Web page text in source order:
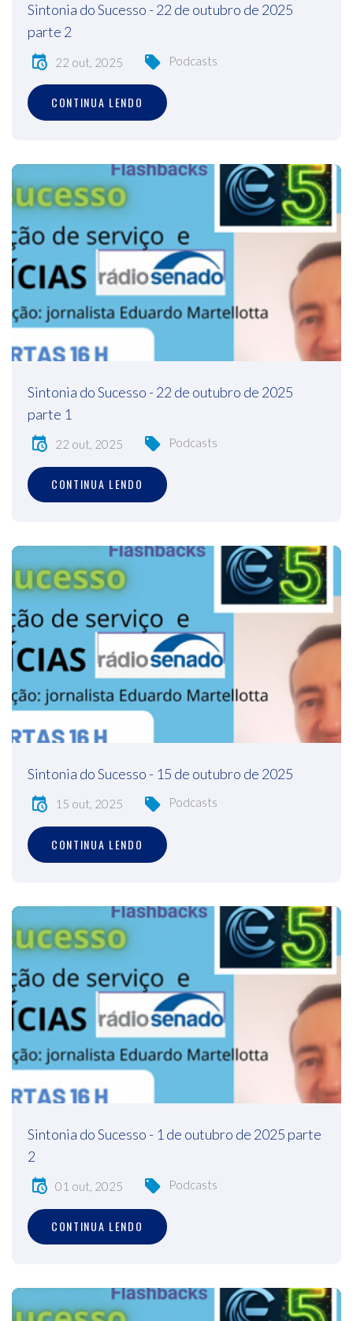
Sintonia do Sucesso - 22 de outubro de 2025
parte 2
22 out, 2025 Podcasts
CONTINUA LENDO
Sintonia do Sucesso - 22 de outubro de 2025
parte 1
22 out, 2025 Podcasts
CONTINUA LENDO
Sintonia do Sucesso - 15 de outubro de 2025
15 out, 2025 Podcasts
CONTINUA LENDO
Sintonia do Sucesso - 1 de outubro de 2025 parte
2
01 out, 2025 Podcasts
CONTINUA LENDO